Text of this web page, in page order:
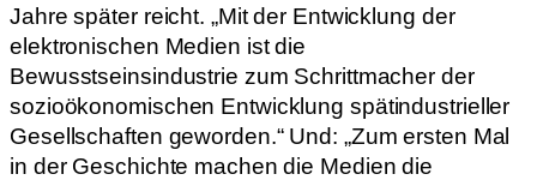
Jahre später reicht. „Mit der Entwicklung der
elektronischen Medien ist die
Bewusstseinsindustrie zum Schrittmacher der
sozioökonomischen Entwicklung spätindustrieller
Gesellschaften geworden.“ Und: „Zum ersten Mal
in der Geschichte machen die Medien die